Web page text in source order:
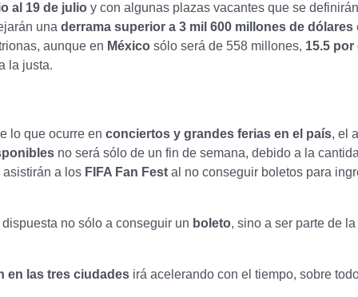
al 19 de julio y con algunas plazas vacantes que se
una derrama superior a 3 mil 600 millones de dólares
aunque en México sólo será de 558 millones, 15.5
la justa.
lo que ocurre en conciertos y grandes ferias en el país, el
no será sólo de un fin de semana, debido a la
a los FIFA Fan Fest al no conseguir boletos para
no sólo a conseguir un boleto, sino a ser parte de la
en las tres ciudades irá acelerando con el tiempo, sobre